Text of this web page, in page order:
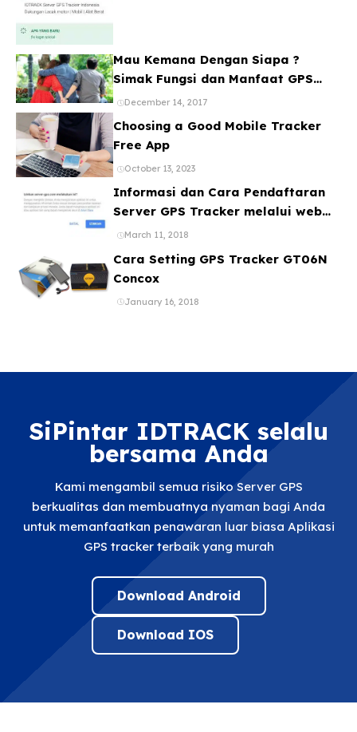
Mau Kemana Dengan Siapa ?
Simak Fungsi dan Manfaat GPS
Mobil
December 14, 2017
Choosing a Good Mobile Tracker
Free App
October 13, 2023
Informasi dan Cara Pendaftaran
Server GPS Tracker melalui web
ataupun Aplikasi Online Gratis
March 11, 2018
Cara Setting GPS Tracker GT06N
Concox
January 16, 2018
SiPintar IDTRACK selalu
bersama Anda
Kami mengambil semua risiko Server GPS
berkualitas dan membuatnya nyaman bagi Anda
untuk memanfaatkan penawaran luar biasa Aplikasi
GPS tracker terbaik yang murah
Download Android
Download IOS